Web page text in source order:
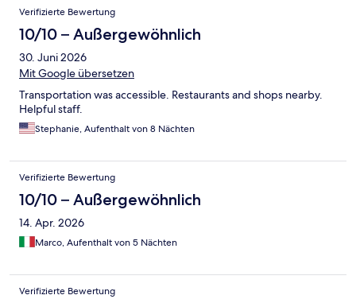
Verifizierte Bewertung
10/10 – Außergewöhnlich
30. Juni 2026
Mit Google übersetzen
Transportation was accessible. Restaurants and shops nearby.
Helpful staff.
Stephanie, Aufenthalt von 8 Nächten
Verifizierte Bewertung
10/10 – Außergewöhnlich
14. Apr. 2026
Marco, Aufenthalt von 5 Nächten
Verifizierte Bewertung